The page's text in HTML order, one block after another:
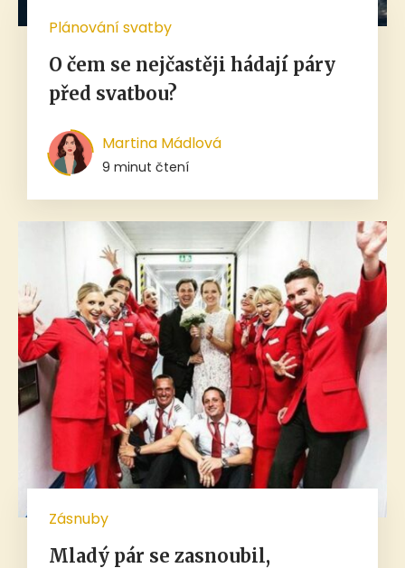
Plánování svatby
O čem se nejčastěji hádají páry
před svatbou?
Martina Mádlová
9 minut čtení
Zásnuby
Mladý pár se zasnoubil,